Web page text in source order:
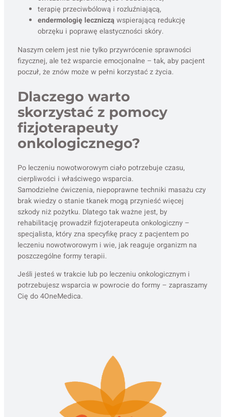
terapię przeciwbólową i rozluźniającą,
endermologię leczniczą wspierającą redukcję
obrzęku i poprawę elastyczności skóry.
Naszym celem jest nie tylko przywrócenie sprawności
fizycznej, ale też wsparcie emocjonalne – tak, aby pacjent
poczuł, że znów może w pełni korzystać z życia.
Dlaczego warto
skorzystać z pomocy
fizjoterapeuty
onkologicznego?
Po leczeniu nowotworowym ciało potrzebuje czasu,
cierpliwości i właściwego wsparcia.
Samodzielne ćwiczenia, niepoprawne techniki masażu czy
brak wiedzy o stanie tkanek mogą przynieść więcej
szkody niż pożytku. Dlatego tak ważne jest, by
rehabilitację prowadził fizjoterapeuta onkologiczny –
specjalista, który zna specyfikę pracy z pacjentem po
leczeniu nowotworowym i wie, jak reaguje organizm na
poszczególne formy terapii.
Jeśli jesteś w trakcie lub po leczeniu onkologicznym i
potrzebujesz wsparcia w powrocie do formy – zapraszamy
Cię do 4OneMedica.